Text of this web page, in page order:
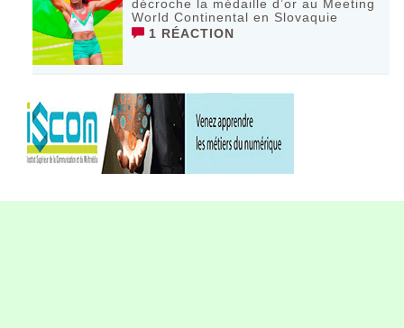
décroche la médaille d’or au Meeting
World Continental en Slovaquie ‎
1 RÉACTION